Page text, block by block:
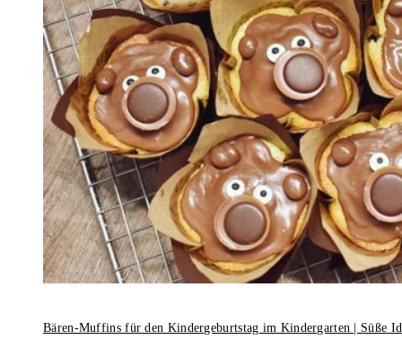
Bären-Muffins für den Kindergeburtstag im Kindergarten | Süße